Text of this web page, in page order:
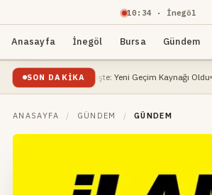
10 : 34· İnegöl
Anasayfa İnegöl Bursa Gündem
SON DAKIKA
Yükselişte: Yeni Geçim Kaynağı Oldu İnegöl
ANASAYFA / GÜNDEM / GÜNDEM